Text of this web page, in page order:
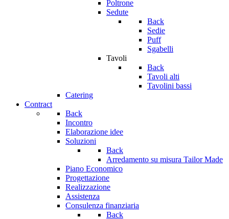
Poltrone
Sedute
Back
Sedie
Puff
Sgabelli
Tavoli
Back
Tavoli alti
Tavolini bassi
Catering
Contract
Back
Incontro
Elaborazione idee
Soluzioni
Back
Arredamento su misura Tailor Made
Piano Economico
Progettazione
Realizzazione
Assistenza
Consulenza finanziaria
Back